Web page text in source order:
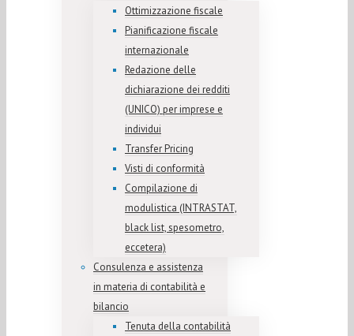
Ottimizzazione fiscale
Pianificazione fiscale
internazionale
Redazione delle
dichiarazione dei redditi
(UNICO) per imprese e
individui
Transfer Pricing
Visti di conformità
Compilazione di
modulistica (INTRASTAT,
black list, spesometro,
eccetera)
Consulenza e assistenza
in materia di contabilità e
bilancio
Tenuta della contabilità